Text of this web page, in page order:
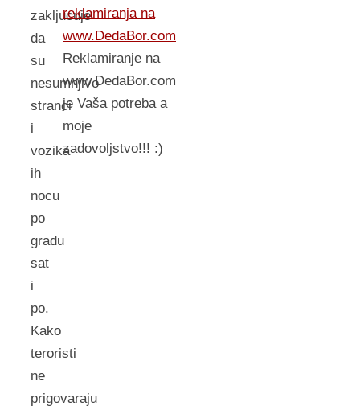
zakljucuje
da
su
nesumnjivo
stranci
i
vozika
ih
nocu
po
gradu
sat
i
po.
Kako
teroristi
ne
prigovaraju
reklamiranja na
www.DedaBor.com
Reklamiranje na
www.DedaBor.com
je Vaša potreba a
moje
zadovoljstvo!!! :)